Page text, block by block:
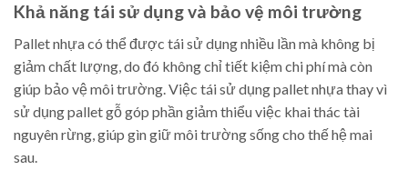
Khả năng tái sử dụng và bảo vệ môi trường
Pallet nhựa có thể được tái sử dụng nhiều lần mà không bị
giảm chất lượng, do đó không chỉ tiết kiệm chi phí mà còn
giúp bảo vệ môi trường. Việc tái sử dụng pallet nhựa thay vì
sử dụng pallet gỗ góp phần giảm thiểu việc khai thác tài
nguyên rừng, giúp gìn giữ môi trường sống cho thế hệ mai
sau.